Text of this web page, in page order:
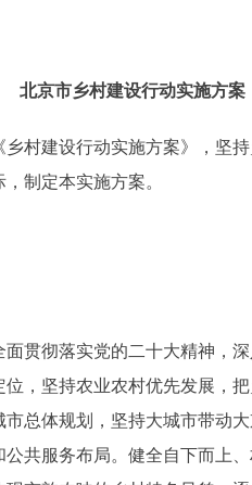
北京市乡村建设行动实施方案
建设行动实施方案》，坚
制定本实施方案。
彻落实党的二十大精神，深
，坚持农业农村优先发展，
总体规划，坚持大城市带动
共服务布局。健全自下而上